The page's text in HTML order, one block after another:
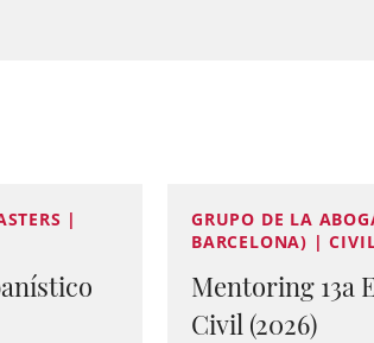
|
GRUPO DE LA
BARCELONA) |
Mentoring 13a
Civil (2026)